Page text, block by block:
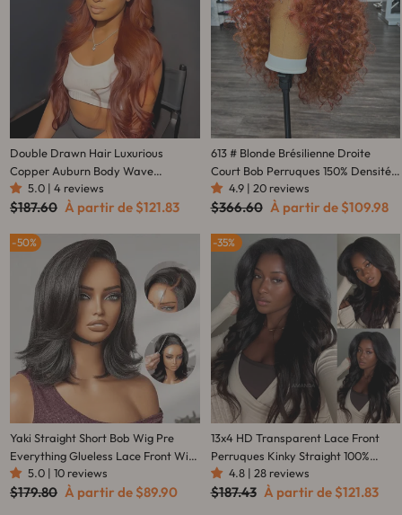
Double Drawn Hair Luxurious
Copper Auburn Body Wave
Glueless 13x6 Lace Front 200%
Density Orange Put On And Go
5.0 | 4 reviews
Prix
$187.60 Prix
réduit
À partir de $121.83
613 # Blonde Brésilienne Droite
Court Bob Perruques 150% Densité
Transparent Dentelle Frontale
Perruque Pré Cueillie Sans Colle
Cheveux
4.9 | 20 reviews
Prix
$366.60 Prix
réduit
À partir de $109.98
50%
Yaki Straight Short Bob Wig Pre
Everything Glueless Lace Front Wig
Flash Sale-Amanda Hair
5.0 | 10 reviews
Prix
$179.80 Prix
réduit
À partir de $89.90
35%
13x4 HD Transparent Lace Front
Perruques Kinky Straight 100%
Cheveux Vierges Humains Pour Les
Femmes -Amanda Hair
4.8 | 28 reviews
Prix
$187.43 Prix
réduit
À partir de $121.83